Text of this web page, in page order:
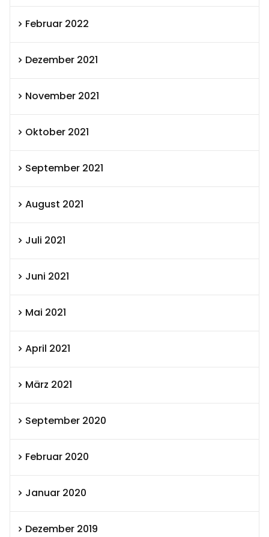
Februar 2022
Dezember 2021
November 2021
Oktober 2021
September 2021
August 2021
Juli 2021
Juni 2021
Mai 2021
April 2021
März 2021
September 2020
Februar 2020
Januar 2020
Dezember 2019